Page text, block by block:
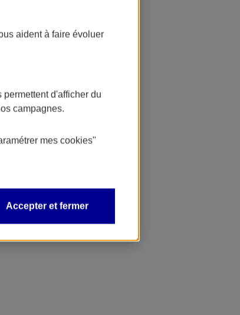
aident à faire évoluer
d'afficher du
campagnes.
mes cookies"
Accepter et fermer